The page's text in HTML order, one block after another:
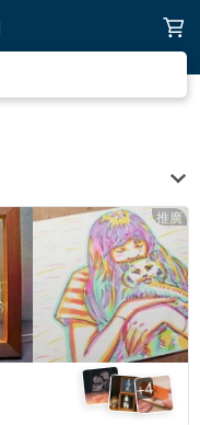
推廣
+4